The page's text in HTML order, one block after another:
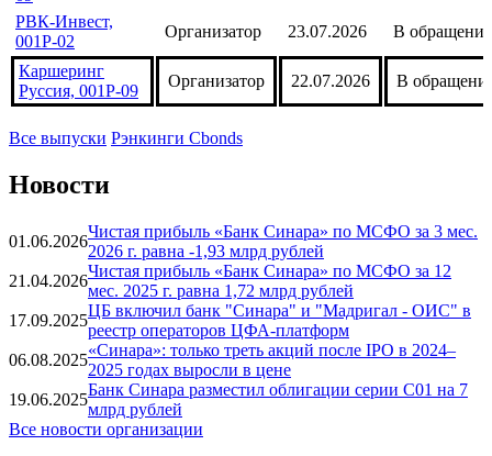
Транспортные
Машины, 001P-
09
Организатор 28.07.2026 В
РВК-Инвест,
Организатор 23.07.2026 В
Каршеринг
Новости
01.06.2026
Чистая прибыль «Банк Синара» по МСФО за 3 мес.
2026 г. равна -1,93 млрд рублей
21.04.2026
Чистая прибыль «Банк Синара» по МСФО за 12
мес. 2025 г. равна 1,72 млрд рублей
17.09.2025
ЦБ включил банк "Синара" и "Мадригал - ОИС" в
реестр операторов ЦФА-платформ
06.08.2025
«Синара»: только треть акций после IPO в 2024–
2025 годах выросли в цене